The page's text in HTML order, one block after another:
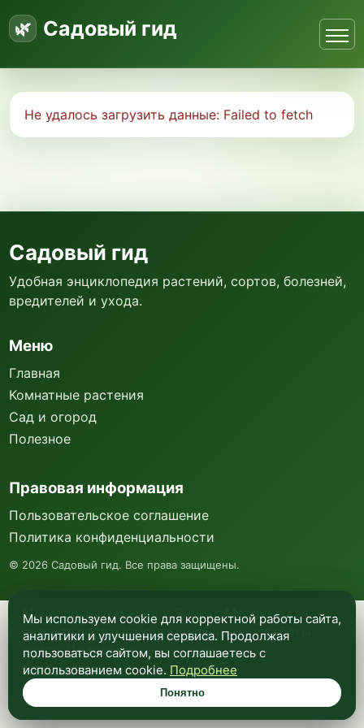
Садовый гид
Не удалось загрузить данные: Failed to fetch
Мы используем куки и Яндекс Метрику для
анализа посещаемости и улучшения работы
сайта. Подробнее —в политике
конфиденциальности.
Понятно
Садовый гид
Удобная энциклопедия растений, сортов, болезней,
вредителей и ухода.
Меню
Главная
Комнатные растения
Сад и огород
Полезное
Правовая информация
Пользовательское соглашение
Политика конфиденциальности
© 2026 Садовый гид. Все права защищены.
Мы используем cookie для корректной работы сайта,
аналитики и улучшения сервиса. Продолжая
пользоваться сайтом, вы соглашаетесь с
использованием cookie. Подробнее
Понятно